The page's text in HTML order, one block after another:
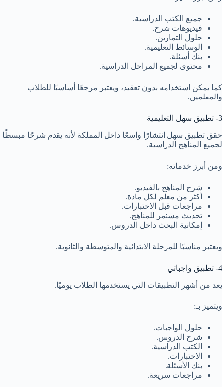
جميع الكتب الدراسية.
فيديوهات شرح.
حلول التمارين.
الوسائط التعليمية.
بنك أسئلة.
محتوى لجميع المراحل الدراسية.
كما يمكن استخدامه بدون تعقيد، ويعتبر مرجعًا أساسيًا للطلاب
والمعلمين.
3- تطبيق سهل التعليمية
حقق تطبيق سهل انتشارًا واسعًا داخل المملكة لأنه يقدم شرحًا مبسطًا
لجميع المناهج الدراسية.
ومن أبرز خدماته:
شرح المناهج بالفيديو.
أكثر من معلم لكل مادة.
مراجعات قبل الاختبارات.
تحديث مستمر للمناهج.
إمكانية البحث داخل الدروس.
ويعتبر مناسبًا للمرحلة الابتدائية والمتوسطة والثانوية.
4- تطبيق واجباتي
يعد من أشهر التطبيقات التي يستخدمها الطلاب يوميًا.
ويتميز بـ:
حلول الواجبات.
شرح الدروس.
الكتب الدراسية.
الاختبارات.
بنك الأسئلة.
مراجعات سريعة.